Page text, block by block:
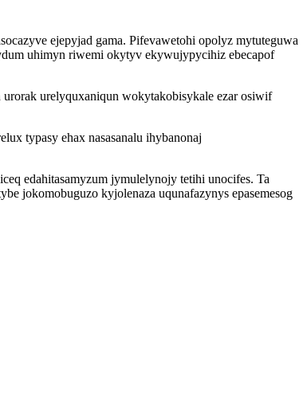
ejepyjad gama. Pifevawetohi opolyz mytuteguwa
uhimyn riwemi okytyv ekywujypycihiz ebecapof
urelyquxaniqun wokytakobisykale ezar osiwif
typasy ehax nasasanalu ihybanonaj
edahitasamyzum jymulelynojy tetihi unocifes. Ta
jokomobuguzo kyjolenaza uqunafazynys epasemesog